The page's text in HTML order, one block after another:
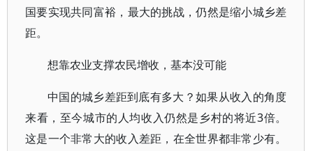
国要实现共同富裕，最大的挑战，仍然是缩小城乡差
距。
想靠农业支撑农民增收，基本没可能
中国的城乡差距到底有多大？如果从收入的角度
来看，至今城市的人均收入仍然是乡村的将近3倍。
这是一个非常大的收入差距，在全世界都非常少有。